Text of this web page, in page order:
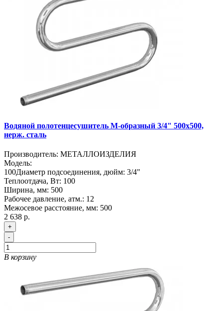
Водяной полотенцесушитель М-образный 3/4" 500х500,
нерж. сталь
Производитель: МЕТАЛЛОИЗДЕЛИЯ
Модель:
100Диаметр подсоединения, дюйм: 3/4"
Теплоотдача, Вт: 100
Ширина, мм: 500
Рабочее давление, атм.: 12
Межосевое расстояние, мм: 500
2 638 р.
+
-
В корзину